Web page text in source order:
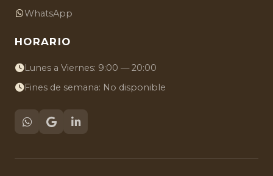
WhatsApp
HORARIO
Lunes a Viernes: 9:00 — 20:00
Fines de semana: No disponible